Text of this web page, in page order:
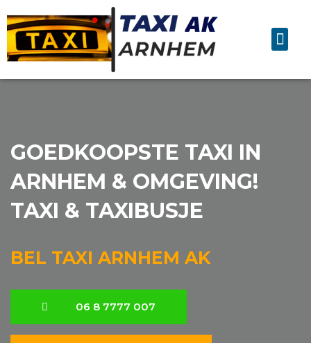
GOEDKOOPSTE TAXI IN
ARNHEM & OMGEVING!
TAXI & TAXIBUSJE
BEL TAXI ARNHEM AK
06 8 7777 007